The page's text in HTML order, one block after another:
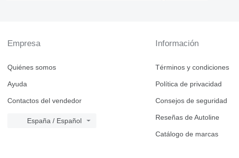
Empresa
Quiénes somos
Ayuda
Contactos del vendedor
España / Español
Información
Términos y condiciones
Política de privacidad
Consejos de seguridad
Reseñas de Autoline
Catálogo de marcas